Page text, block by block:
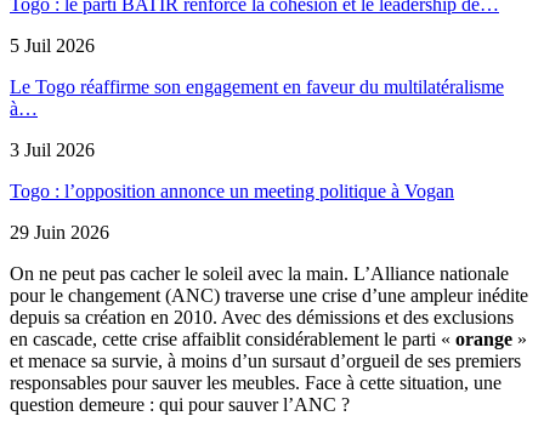
5 Juil 2026
Le Togo réaffirme son engagement en faveur du multilatéralisme
à…
3 Juil 2026
Togo : l’opposition annonce un meeting politique à Vogan
29 Juin 2026
On ne peut pas cacher le soleil avec la main. L’Alliance nationale
pour le changement (ANC) traverse une crise d’une ampleur inédite
depuis sa création en 2010. Avec des démissions et des exclusions
en cascade, cette crise affaiblit considérablement le parti « orange »
et menace sa survie, à moins d’un sursaut d’orgueil de ses premiers
responsables pour sauver les meubles. Face à cette situation, une
question demeure : qui pour sauver l’ANC ?